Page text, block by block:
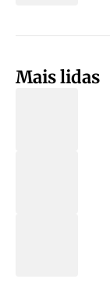
Mais lidas